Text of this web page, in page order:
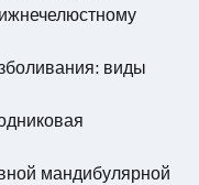
виды
мандибулярной